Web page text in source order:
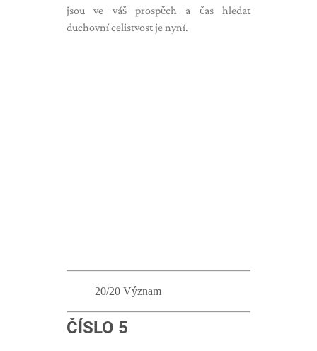
jsou ve váš prospěch a čas hledat
duchovní celistvost je nyní.
20/20 Význam
ČÍSLO 5